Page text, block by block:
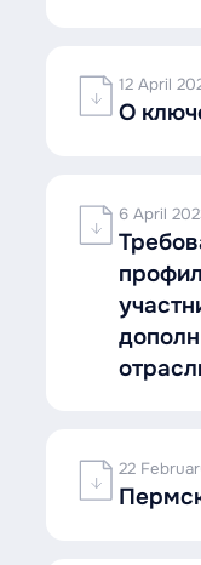
12 April
О
6 April
22